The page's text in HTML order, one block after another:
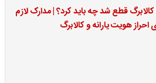
کالابرگ قطع شد چه باید کرد؟ | مدارک لازم
احراز هویت یارانه و کالابرگ